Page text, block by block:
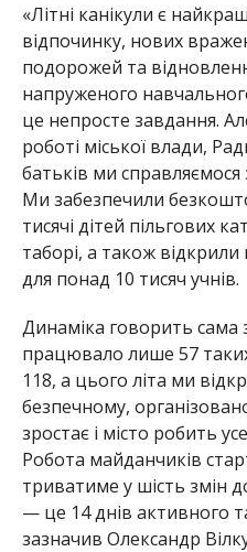
«Літні канікули є
відпочинку, нових
подорожей та
напруженого
це непросте завдання.
роботі міської влади,
батьків ми
Ми забезпечили
тисячі дітей пільгових
таборі, а також
для понад 10 тисяч учнів.
Динаміка говорить сама
працювало лише 57 та
118, а цього літа ми
безпечному,
зростає і місто робить
Робота майданчиків
триватиме у шість змін
— це 14 днів активного
зазначив Олександр